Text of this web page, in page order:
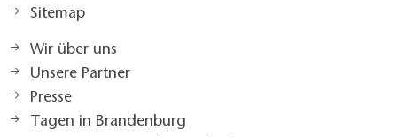
Sitemap
Wir über uns
Unsere Partner
Presse
Tagen in Brandenburg